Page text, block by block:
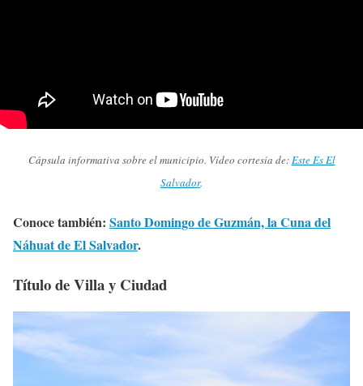
Cápsula informativa sobre el municipio. Vídeo cortesía de:Este Es El
Salvador.
Conoce también: Santo Domingo de Guzmán, la Cuna del
Náhuat de El Salvador.
Título de Villa y Ciudad